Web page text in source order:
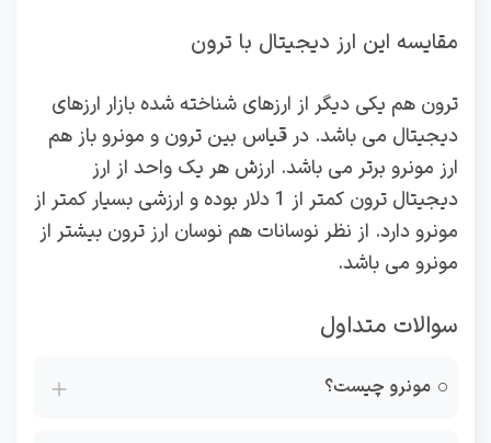
مقایسه این ارز دیجیتال با ترون
ترون هم یکی دیگر از ارزهای شناخته شده بازار ارزهای
دیجیتال می باشد. در قیاس بین ترون و مونرو باز هم
ارز مونرو برتر می باشد. ارزش هر یک واحد از ارز
دیجیتال ترون کمتر از 1 دلار بوده و ارزشی بسیار کمتر از
مونرو دارد. از نظر نوسانات هم نوسان ارز ترون بیشتر از
مونرو می باشد.
سوالات متداول
مونرو چیست؟